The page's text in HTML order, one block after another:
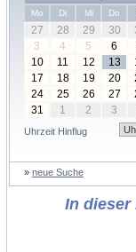
Mo
Di Mi Do
27 28 29 30
3
4 5 6
10
11 12 13
17
18 19 20
24
25 26 27
31
1 2 3
Uhrzeit Hinflug
» neue Suche
In dieser